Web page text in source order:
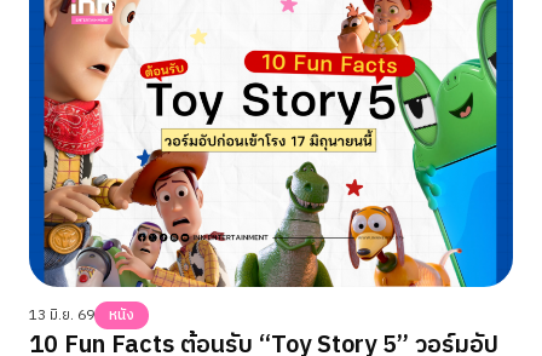
13 มิ.ย. 69 หนัง
10 Fun Facts ต้อนรับ “Toy Story 5” วอร์มอัป